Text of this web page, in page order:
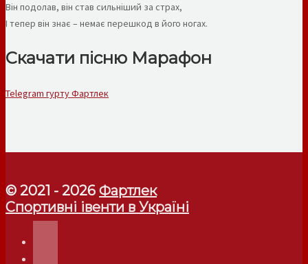
Він подолав, він став сильніший за страх,
І тепер він знає – немає перешкод в його ногах.
Скачати пісню Марафон
Telegram гурту Фартлек
© 2021 - 2026 Фартлек
Спортивні івенти в Україні